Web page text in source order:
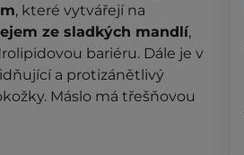
, které vytvářejí na
ze sladkých mandlí,
bariéru. Dále je v
a protizánětlivý
Máslo má třešňovou